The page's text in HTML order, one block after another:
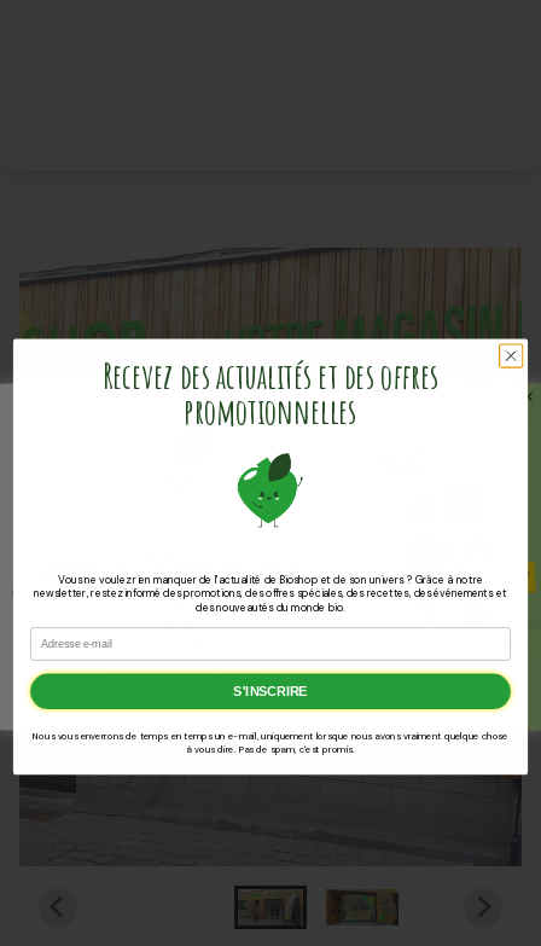
🎁Matcha cérémonielgratuit
Pour toute commande dès 25 €, reçois du matcha cérémoniel Nutribel
gratuit.
✅100 % bio
✅
Recevez des actualités et des offres
promotionnelles
Vous ne voulez rien manquer de l'actualité de Bioshop et de son univers ? Grâce à notre
newsletter, restez informé des promotions, des offres spéciales, des recettes, des événements et
des nouveautés du monde bio.
Email
S'INSCRIRE
Nous vous enverrons de temps en temps un e-mail, uniquement lorsque nous avons vraiment quelque chose
à vous dire. Pas de spam, c'est promis.